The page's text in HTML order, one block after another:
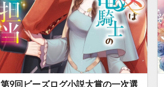
第9回ビーズログ小説大賞の一次選